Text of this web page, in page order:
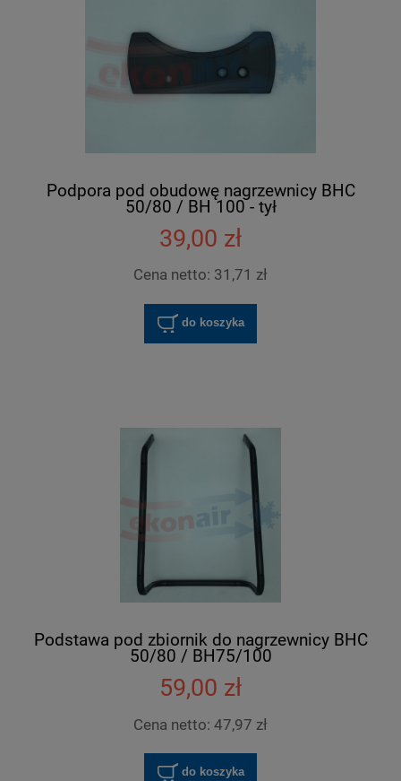
Podpora pod obudowę nagrzewnicy BHC
50/80 / BH 100 - tył
39,00 zł
Cena netto: 31,71 zł
do koszyka
Podstawa pod zbiornik do nagrzewnicy BHC
50/80 / BH75/100
59,00 zł
Cena netto: 47,97 zł
do koszyka